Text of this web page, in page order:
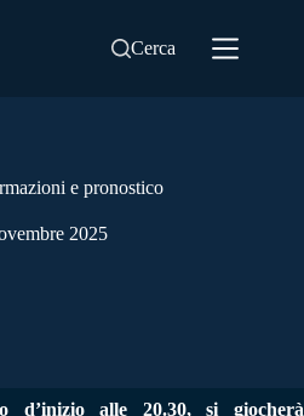
Cerca
e pronostico
2025
d’inizio alle 20.30, si giocherà